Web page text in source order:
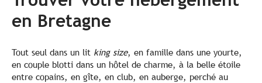
en Bretagne
Tout seul dans un lit king size, en famille dans une yourte,
en couple blotti dans un hôtel de charme, à la belle étoile
entre copains, en gîte, en club, en auberge, perché au